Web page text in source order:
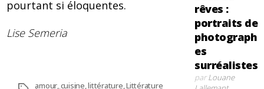
pourtant si éloquentes.
Lise Semeria
amour,cuisine,littérature,Littérature
rêves :
portraits de
photograph
es
surréalistes
parLouane